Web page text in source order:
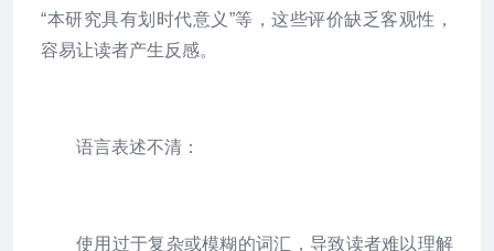
“本研究具有划时代意义”等，这些评价缺乏客观性，
容易让读者产生反感。
语言表述不清：
使用过于复杂或模糊的词汇，导致读者难以理解